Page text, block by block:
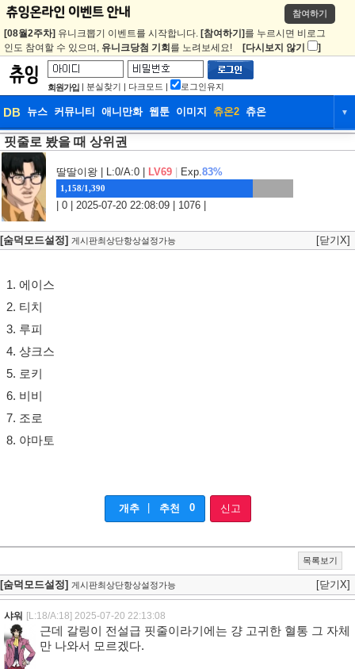
참여하기
[08월2주차] 유니크뽑기 이벤트를 시작합니다. [참여하기] 를 누르시면 비로그
인도 참여할 수 있으며, 유니크당첨 기회 를 노려보세요! [다시보지 않기 ]
회원가입 | 분실찾기 | 다크모드 | 로그인유지
DB 뉴스 커뮤니티 애니만화 웹툰 이미지 츄온2 츄온 ▼
DB
웹툰 이미지 츄온2
핏줄로 봤을 때 상위권
딸딸이왕 | L:0/A:0 | LV69 Exp.83%
1,158/1,390
| 0 | 2025-07-20 22:08:09 | 1076 |
[숨덕모드설정] 게시판최상단항상설정가능 [닫기X]
1. 에이스
2. 티치
3. 루피
4. 샹크스
5. 로키
6. 비비
7. 조로
8. 야마토
개추 추천 0 신고
목록보기
[숨덕모드설정] 게시판최상단항상설정가능 [닫기X]
샤워 [L:18/A:18] 2025-07-20 22:13:08
근데 갈링이 전설급 핏줄이라기에는 걍 고귀한 혈통 그 자체
만 나와서 모르겠다.